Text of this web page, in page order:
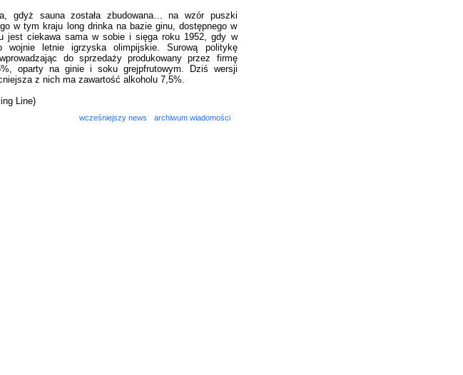
gdyż sauna została zbudowana… na wzór puszki
w tym kraju long drinka na bazie ginu, dostępnego w
jest ciekawa sama w sobie i sięga roku 1952, gdy w
wojnie letnie igrzyska olimpijskie. Surową politykę
do sprzedaży produkowany przez firmę
oparty na ginie i soku grejpfrutowym. Dziś wersji
z nich ma zawartość alkoholu 7,5%.
Line)
wcześniejszy news archiwum wiadomości